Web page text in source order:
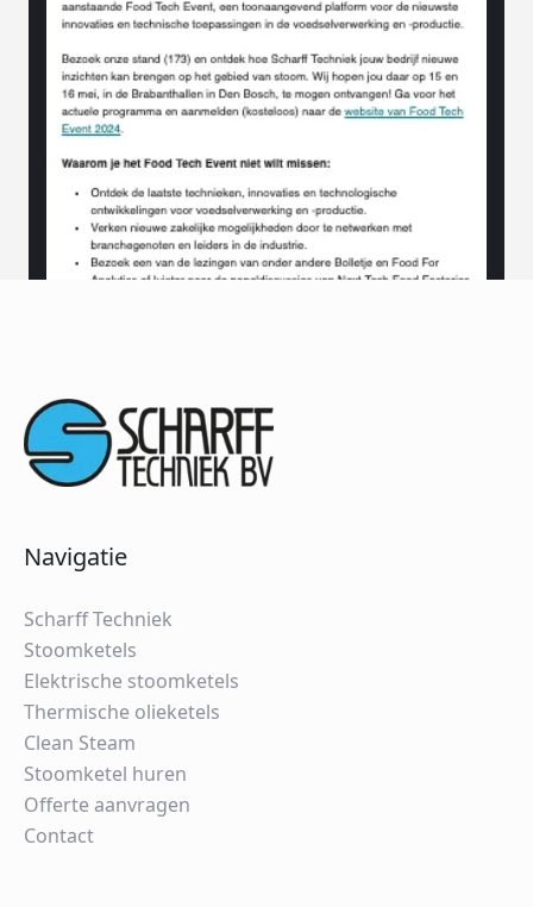
Navigatie
Scharff Techniek
Stoomketels
Elektrische stoomketels
Thermische olieketels
Clean Steam
Stoomketel huren
Offerte aanvragen
Contact